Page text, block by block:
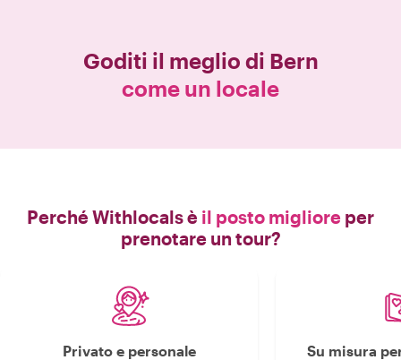
Goditi il meglio di Bern
come un locale
Perché Withlocals è il posto migliore per
prenotare un tour?
Privato e personale Su misura